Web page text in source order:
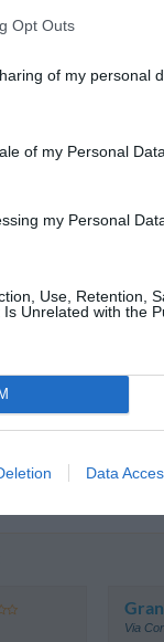
Opt Outs
of my personal
of my Personal Data.
my Personal
Use, Retention,
Unrelated with the
Data
Sie in diesem Hotel
Sie in diesem Hotel
Bastante cutre. Se
Sie in diesem Hotel
Via